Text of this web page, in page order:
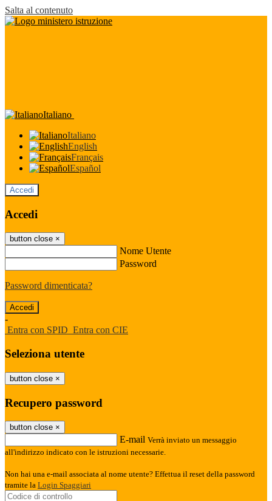
Salta al contenuto
Italiano
Italiano
English
Français
Español
Accedi
Accedi
button close ×
Nome Utente
Password
Password dimenticata?
-
Entra con SPID Entra con CIE
Seleziona utente
button close ×
Recupero password
button close ×
E-mail Verrà inviato un messaggio
all'indirizzo indicato con le istruzioni necessarie.
Non hai una e-mail associata al nome utente? Effettua il reset della password
tramite la Login Spaggiari